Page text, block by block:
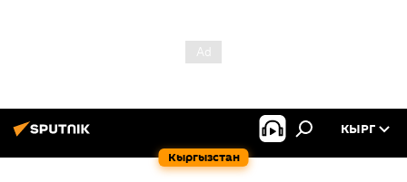
Кыргызстан
КЫРГ